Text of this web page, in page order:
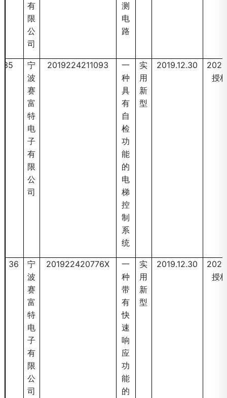
有
限
公
司
测
电
路
35
宁
波
赛
富
特
电
子
有
限
公
司
2019224211093
一
种
具
有
自
检
功
能
的
电
梯
控
制
系
统
实
用
新
型
2019.12.30
授
36
宁
波
赛
富
特
电
子
有
限
公
司
201922420776X
一
种
带
有
快
速
响
应
功
能
的
实
用
新
型
2019.12.30
授